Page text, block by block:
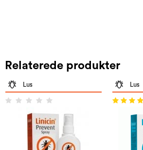
Relaterede produkter
Lus Lus